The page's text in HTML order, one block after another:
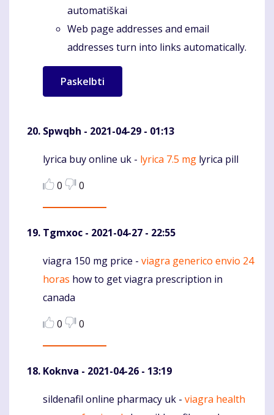
automatiškai
Web page addresses and email
addresses turn into links automatically.
Spwqbh - 2021-04-29 - 01:13
Komentaras
lyrica buy online uk - lyrica 7.5 mg lyrica pill
0
0
Tgmxoc - 2021-04-27 - 22:55
Komentaras
viagra 150 mg price - viagra generico envio 24
horas how to get viagra prescription in
canada
0
0
Koknva - 2021-04-26 - 13:19
Komentaras
sildenafil online pharmacy uk - viagra health